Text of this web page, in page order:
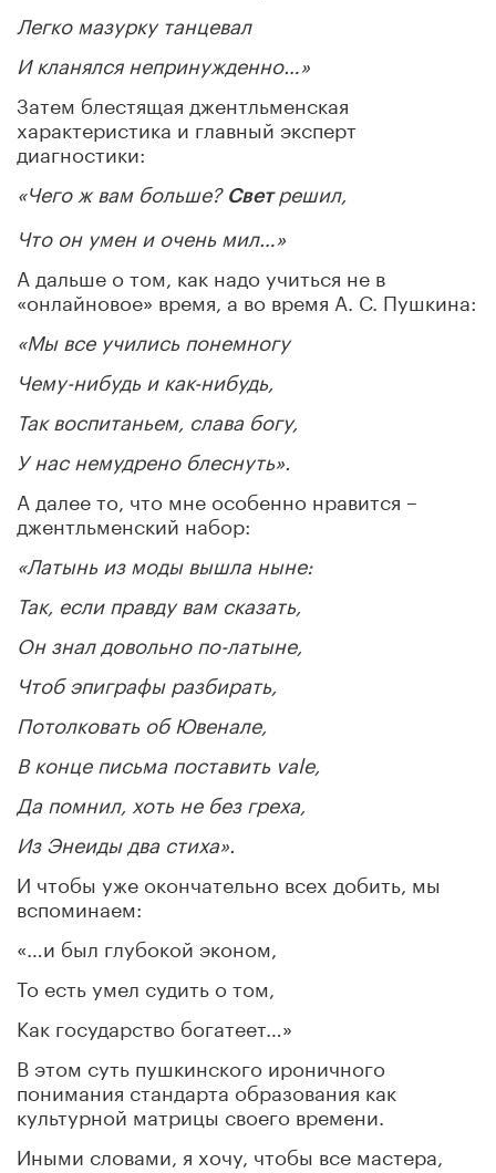
Легко мазурку танцевал
И кланялся непринужденно…»
Затем блестящая джентльменская
характеристика и главный эксперт
диагностики:
«Чего ж вам больше? Свет решил,
Что он умен и очень мил…»
А дальше о том, как надо учиться не в
«онлайновое» время, а во время А. С. Пушкина:
«Мы все учились понемногу
Чему-нибудь и как-нибудь,
Так воспитаньем, слава богу,
У нас немудрено блеснуть».
А далее то, что мне особенно нравится –
джентльменский набор:
«Латынь из моды вышла ныне:
Так, если правду вам сказать,
Он знал довольно по-латыне,
Чтоб эпиграфы разбирать,
Потолковать об Ювенале,
В конце письма поставить vale,
Да помнил, хоть не без греха,
Из Энеиды два стиха».
И чтобы уже окончательно всех добить, мы
вспоминаем:
«…и был глубокой эконом,
То есть умел судить о том,
Как государство богатеет…»
В этом суть пушкинского ироничного
понимания стандарта образования как
культурной матрицы своего времени.
Иными словами, я хочу, чтобы все мастера,